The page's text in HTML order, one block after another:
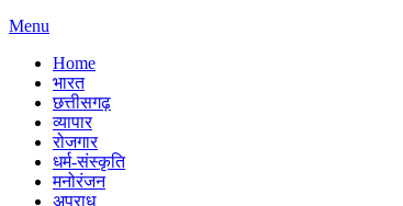
Menu
Home
भारत
छत्तीसगढ़
व्यापार
रोजगार
धर्म-संस्कृति
मनोरंजन
अपराध